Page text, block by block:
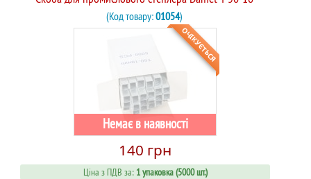
(Код товару:01054)
Немає в наявності
ОЧІКУЄТЬСЯ
140 грн
Ціна з ПДВ за: 1 упаковка (5000 шт.)